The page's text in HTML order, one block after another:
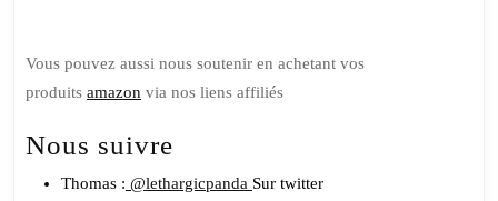
Vous pouvez aussi nous soutenir en achetant vos
produits amazon via nos liens affiliés
Nous suivre
Thomas : @lethargicpanda Sur twitter